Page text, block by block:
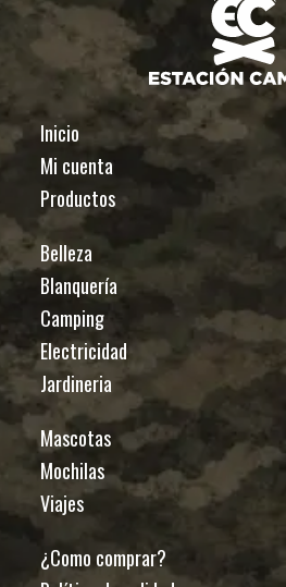
Inicio
Mi cuenta
Productos
Belleza
Blanquería
Camping
Electricidad
Jardineria
Mascotas
Mochilas
Viajes
¿Como comprar?